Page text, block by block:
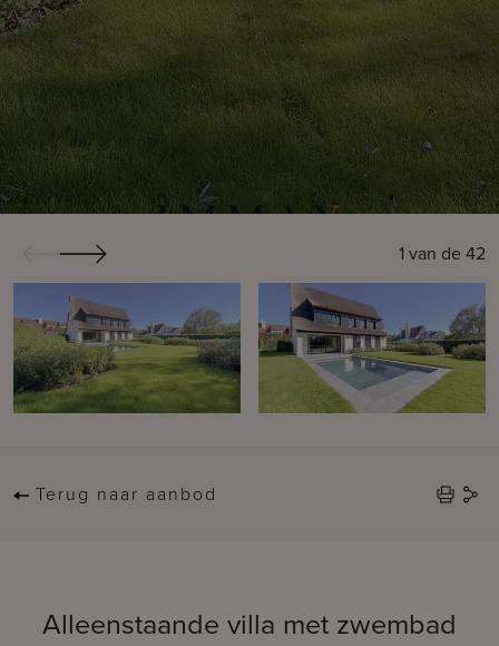
1 van de42
Terug naar aanbod
Alleenstaande villa met zwembad